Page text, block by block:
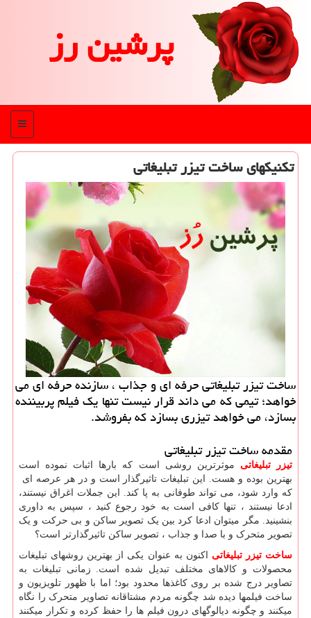
پرشین رز
منو
تكنیكهای ساخت تیزر تبلیغاتی
ساخت تیزر تبلیغاتی حرفه ای و جذاب ، سازنده حرفه ای می
خواهد؛ تیمی كه می داند قرار نیست تنها یك فیلم پربیننده
بسازد، می خواهد تیزری بسازد كه بفروشد.
مقدمه ساخت تیزر تبلیغاتی
تیزر تبلیغاتی موثرترین روشی است که بارها اثبات نموده است
بهترین بوده و هست. این تبلیغات تاثیرگذار است و در هر عرصه ای
که وارد شود، می تواند طوفانی به پا کند. این جملات اغراق نیستند،
ادعا نیستند ، تنها کافی است به خود رجوع کنید ، سپس به داوری
بنشینید. مگر میتوان ادعا کرد بین یک تصویر ساکن و بی حرکت و یک
تصویر متحرک و با صدا و جذاب ، تصویر ساکن تاثیرگذارتر است؟
ساخت تیزر تبلیغاتی اکنون به عنوان یکی از بهترین روشهای تبلیغات
محصولات و کالاهای مختلف تبدیل شده است. زمانی تبلیغات به
تصاویر درج شده بر روی کاغذها محدود بود؛ اما با ظهور تلویزیون و
ساخت فیلمها دیده شد چگونه مردم مشتاقانه تصاویر متحرک را نگاه
میکنند و چگونه دیالوگهای درون فیلم ها را حفظ کرده و تکرار میکنند